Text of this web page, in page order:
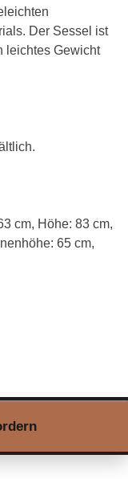
Der Sessel ist
leichtes Gewicht
cm, Höhe: 83 cm,
65 cm,